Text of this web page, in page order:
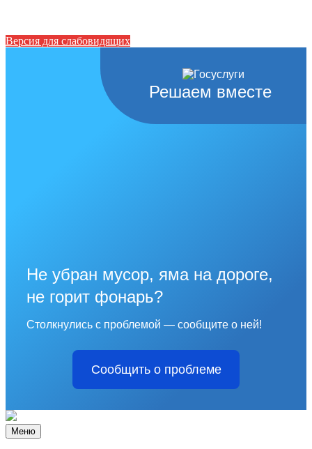
Версия для слабовидящих
Решаем вместе
Не убран мусор, яма на дороге,
не горит фонарь?
Столкнулись с проблемой — сообщите о ней!
Сообщить о проблеме
Меню